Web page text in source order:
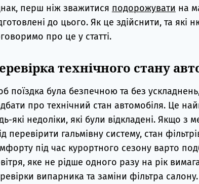
перш ніж зважитися подорожувати на
до цього. Як це здійснити, та які
про це у статті.
технічного стану
поїздка була безпечною та без
про технічний стан автомобіля. Це
які недоліки, які були відкладені. Якщо з
перевірити гальмівну систему, стан
під час курортного сезону варто
яке не рідше одного разу на рік
випарника та заміни фільтра